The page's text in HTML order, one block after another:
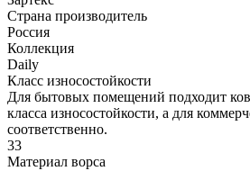
Страна производитель
Россия
Коллекция
Daily
Класс износостойкости
Для бытовых помещений подходит
класса износостойкости, а для
соответственно.
33
Материал ворса